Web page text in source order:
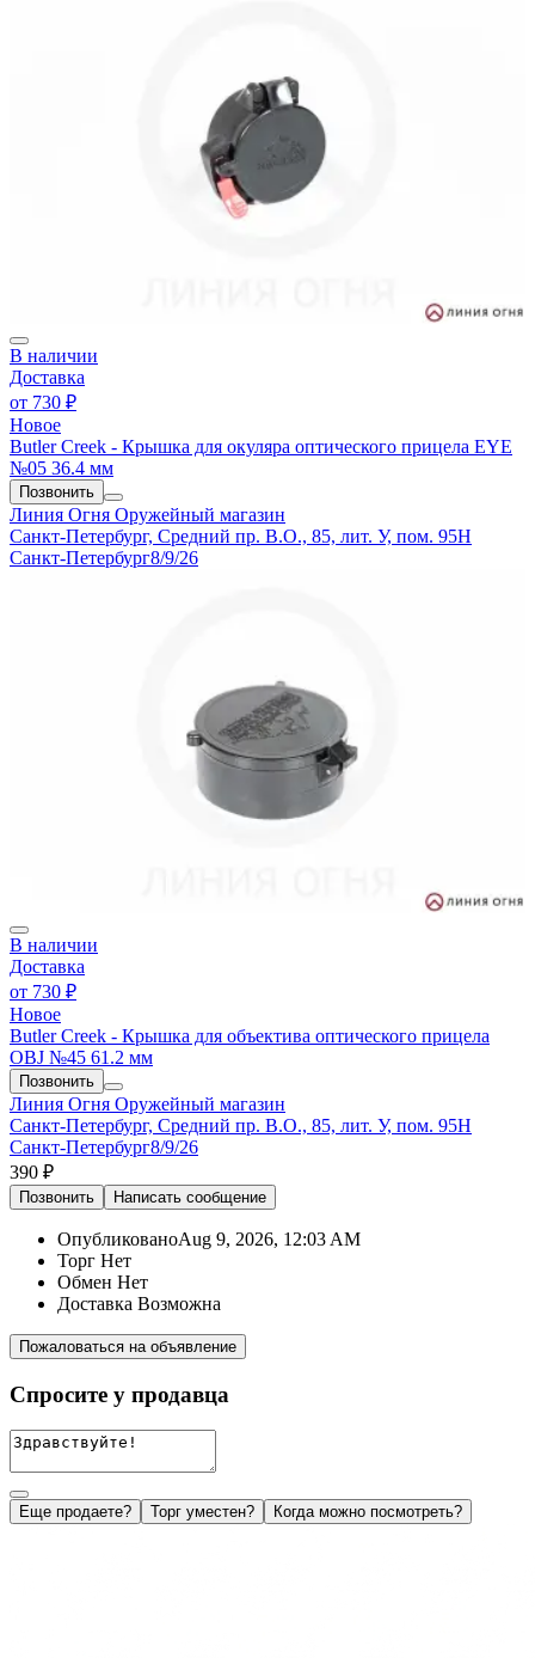
В наличии
Доставка
от 730 ₽
Новое
Butler Creek - Крышка для окуляра оптического прицела EYE
№05 36.4 мм
Позвонить
Линия Огня Оружейный магазин
Санкт-Петербург, Средний пр. В.О., 85, лит. У, пом. 95Н
Санкт-Петербург8/9/26
В наличии
Доставка
от 730 ₽
Новое
Butler Creek - Крышка для объектива оптического прицела
OBJ №45 61.2 мм
Позвонить
Линия Огня Оружейный магазин
Санкт-Петербург, Средний пр. В.О., 85, лит. У, пом. 95Н
Санкт-Петербург8/9/26
390 ₽
Позвонить Написать сообщение
ОпубликованоAug 9, 2026, 12:03 AM
Торг Нет
Обмен Нет
Доставка Возможна
Пожаловаться на объявление
Спросите у продавца
Еще продаете? Торг уместен? Когда можно посмотреть?